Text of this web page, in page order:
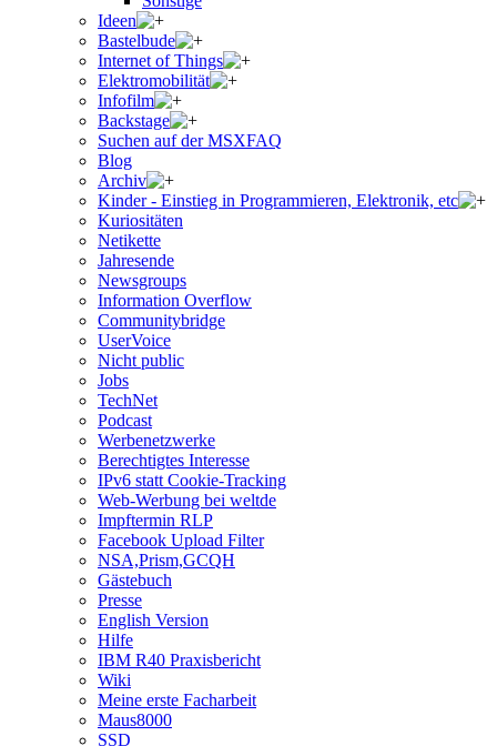
Ideen
Bastelbude
Internet of Things
Elektromobilität
Infofilm
Backstage
Suchen auf der MSXFAQ
Blog
Archiv
Kinder - Einstieg in Programmieren, Elektronik, etc
Kuriositäten
Netikette
Jahresende
Newsgroups
Information Overflow
Communitybridge
UserVoice
Nicht public
Jobs
TechNet
Podcast
Werbenetzwerke
Berechtigtes Interesse
IPv6 statt Cookie-Tracking
Web-Werbung bei weltde
Impftermin RLP
Facebook Upload Filter
NSA,Prism,GCQH
Gästebuch
Presse
English Version
Hilfe
IBM R40 Praxisbericht
Wiki
Meine erste Facharbeit
Maus8000
SSD